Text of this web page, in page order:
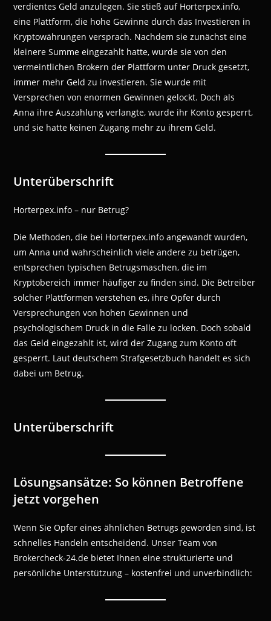
verdientes Geld anzulegen. Sie stieß auf Horterpex.info,
eine Plattform, die hohe Gewinne durch das Investieren in
Kryptowährungen versprach. Nachdem sie zunächst eine
kleinere Summe eingezahlt hatte, wurde sie von den
vermeintlichen Brokern der Plattform unter Druck gesetzt,
immer mehr Geld zu investieren. Sie wurde mit
Versprechen von enormen Gewinnen gelockt. Doch als
Anna ihre Auszahlung verlangte, wurde ihr Konto gesperrt,
und sie hatte keinen Zugang mehr zu ihrem Geld.
Unterüberschrift
Horterpex.info – nur Betrug?
Die Methoden, die bei Horterpex.info angewandt wurden,
um Anna und wahrscheinlich viele andere zu betrügen,
entsprechen typischen Betrugsmaschen, die im
Kryptobereich immer häufiger zu finden sind. Die Betreiber
solcher Plattformen verstehen es, ihre Opfer durch
Versprechungen von hohen Gewinnen und
psychologischem Druck in die Falle zu locken. Doch sobald
das Geld eingezahlt ist, wird der Zugang zum Konto oft
gesperrt. Laut deutschem Strafgesetzbuch handelt es sich
dabei um Betrug.
Unterüberschrift
Lösungsansätze: So können Betroffene
jetzt vorgehen
Wenn Sie Opfer eines ähnlichen Betrugs geworden sind, ist
schnelles Handeln entscheidend. Unser Team von
Brokercheck-24.de bietet Ihnen eine strukturierte und
persönliche Unterstützung – kostenfrei und unverbindlich: